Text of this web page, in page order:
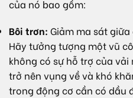
của nó bao gồm:
Bôi trơn: Giảm ma sát
Hãy tưởng tượng một vũ
không có sự hỗ trợ của
trở nên vụng về và khó
trong động cơ cần có dầu